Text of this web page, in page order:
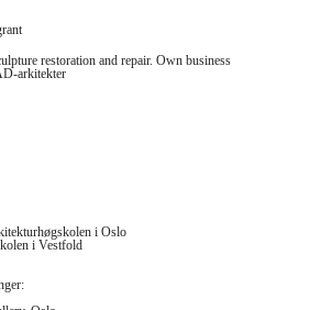
restoration and repair. Own business
arkitekter
i Oslo
i Vestfold